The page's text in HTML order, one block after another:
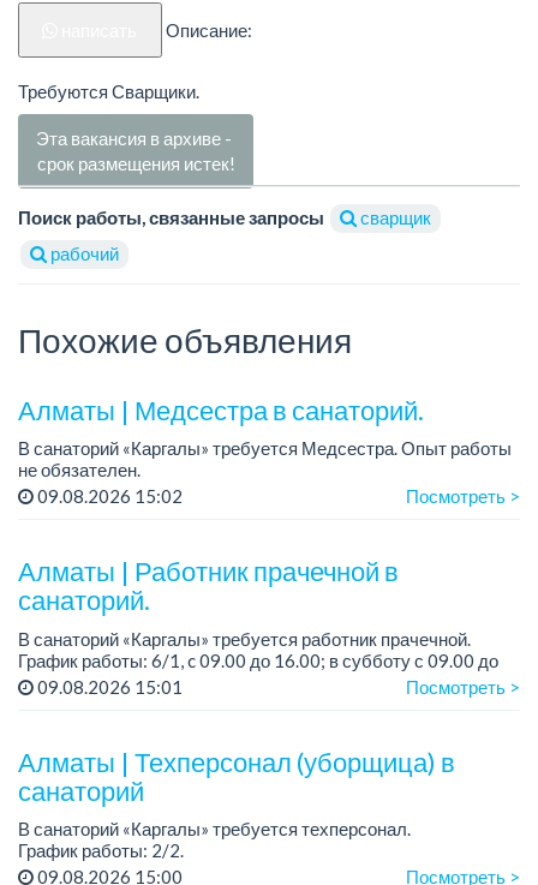
Описание:
Требуются Сварщики.
Эта вакансия в архиве -
срок размещения истек!
Поиск работы, связанные запросы
сварщик
рабочий
Похожие объявления
Алматы | Медсестра в санаторий.
В санаторий «Каргалы» требуется Медсестра. Опыт работы
не обязателен.
Зарплата: 150 000 тенге + соцпакет.
График работы: 6/1, с 09.00 до 16.00, в субботу с 09:00 до
Все...
09.08.2026 15:02 Посмотреть >
Алматы | Работник прачечной в
санаторий.
В санаторий «Каргалы» требуется работник прачечной.
График работы: 6/1, c 09.00 до 16.00; в субботу с 09.00 до
12.00.
09.08.2026 15:01 Посмотреть >
Алматы | Техперсонал (уборщица) в
санаторий
В санаторий «Каргалы» требуется техперсонал.
График работы: 2/2.
Зарплата: 120 000 тенге на руки + соцпакет.
09.08.2026 15:00 Посмотреть >